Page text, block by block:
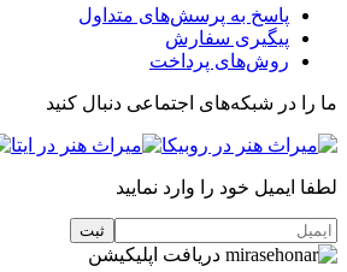
پاسخ به پرسش‌های متداول
پیگیری سفارش
روش‌های پرداخت
ما را در شبکه‌های اجتماعی دنبال کنید
لطفا ایمیل خود را وارد نمایید
دریافت اپلیکیشن